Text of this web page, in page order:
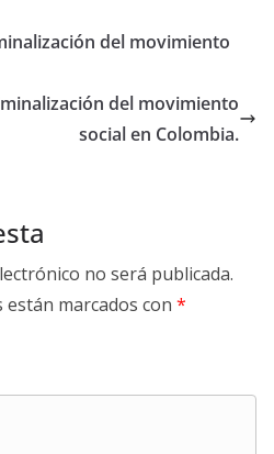
del movimiento
del movimiento
social en Colombia.
no será publicada.
marcados con *